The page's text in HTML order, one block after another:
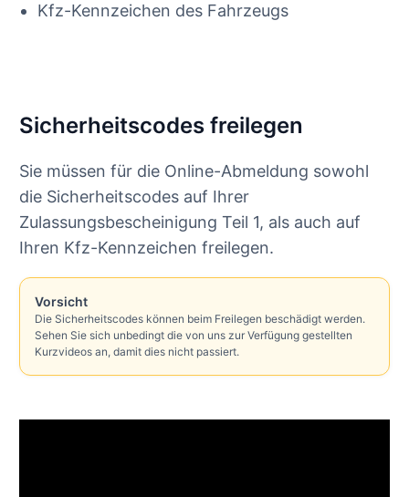
Kfz-Kennzeichen des Fahrzeugs
Sicherheitscodes freilegen
Sie müssen für die Online-Abmeldung sowohl
die Sicherheitscodes auf Ihrer
Zulassungsbescheinigung Teil 1, als auch auf
Ihren Kfz-Kennzeichen freilegen.
Vorsicht
Die Sicherheitscodes können beim Freilegen beschädigt werden.
Sehen Sie sich unbedingt die von uns zur Verfügung gestellten
Kurzvideos an, damit dies nicht passiert.